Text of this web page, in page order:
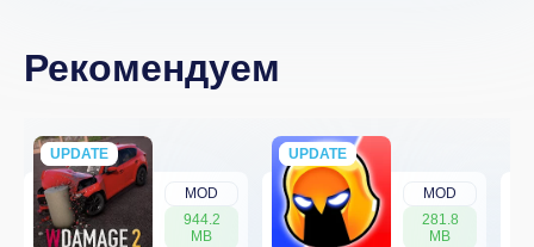
Рекомендуем
MOD
944.2
MB
UPDATE
NEW
MOD
281.8
MB
UPDATE
NEW